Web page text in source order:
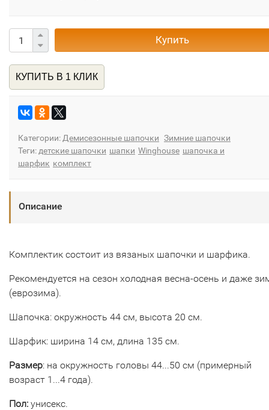
Купить
КУПИТЬ В 1 КЛИК
Категории: Демисезонные шапочки Зимние шапочки
Теги: детские шапочки шапки Winghouse шапочка и
шарфик комплект
Описание
Комплектик состоит из вязаных шапочки и шарфика.
Рекомендуется на сезон холодная весна-осень и даже
(еврозима).
Шапочка: окружность 44 см, высота 20 см.
Шарфик: ширина 14 см, длина 135 см.
Размер: на окружность головы 44...50 см (примерный
возраст 1...4 года).
Пол: унисекс.